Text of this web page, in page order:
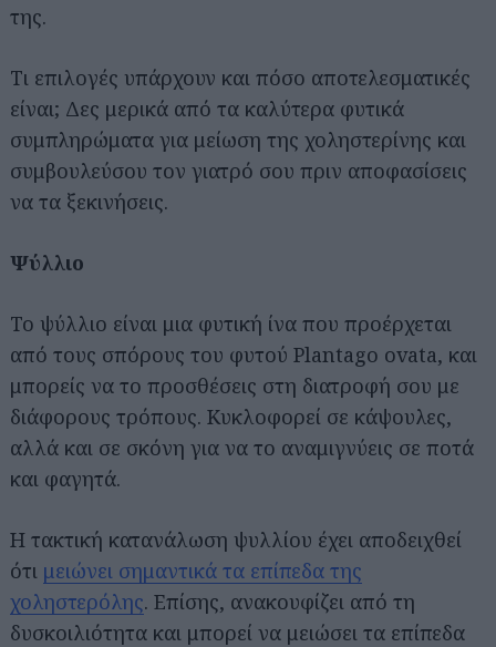
της.
Τι επιλογές υπάρχουν και πόσο αποτελεσματικές
είναι; Δες μερικά από τα καλύτερα φυτικά
συμπληρώματα για μείωση της χοληστερίνης και
συμβουλεύσου τον γιατρό σου πριν αποφασίσεις
να τα ξεκινήσεις.
Ψύλλιο
Το ψύλλιο είναι μια φυτική ίνα που προέρχεται
από τους σπόρους του φυτού Plantago ovata, και
μπορείς να το προσθέσεις στη διατροφή σου με
διάφορους τρόπους. Κυκλοφορεί σε κάψουλες,
αλλά και σε σκόνη για να το αναμιγνύεις σε ποτά
και φαγητά.
Η τακτική κατανάλωση ψυλλίου έχει αποδειχθεί
ότι μειώνει σημαντικά τα επίπεδα της
χοληστερόλης. Επίσης, ανακουφίζει από τη
δυσκοιλιότητα και μπορεί να μειώσει τα επίπεδα